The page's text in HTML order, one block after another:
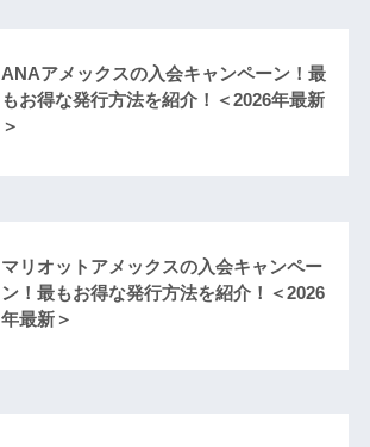
ANAアメックスの入会キャンペーン！最
もお得な発行方法を紹介！＜2026年最新
＞
マリオットアメックスの入会キャンペー
ン！最もお得な発行方法を紹介！＜2026
年最新＞